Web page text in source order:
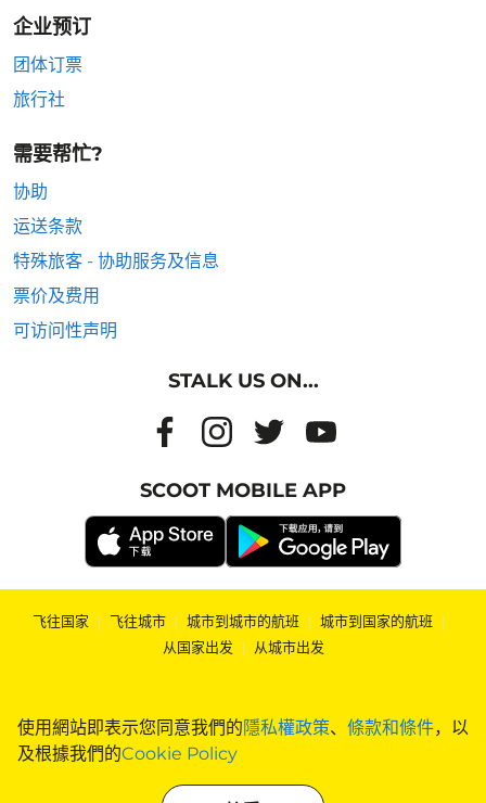
使用網站即表示您同意我們的隱私權政策、 條款和條件，以
及根據我們的Cookie Policy
企业预订
团体订票
旅行社
需要帮忙?
协助
运送条款
特殊旅客 - 协助服务及信息
票价及费用
可访问性声明
STALK US ON...
SCOOT MOBILE APP
飞往国家 | 飞往城市 | 城市到城市的航班 | 城市到国家的航班 |
从国家出发 | 从城市出发